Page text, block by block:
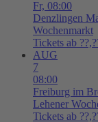
Fr, 08:00
Denzlingen
Wochenmarkt
Tickets ab
AUG
7
08:00
Freiburg im
Lehener
Tickets ab